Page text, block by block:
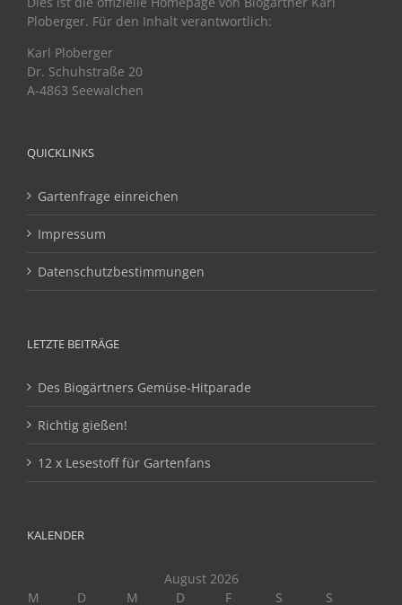
Ploberger. Für den Inhalt verantwortlich:
Karl Ploberger
Dr. Schuhstraße 20
A-4863 Seewalchen
QUICKLINKS
Gartenfrage einreichen
Impressum
Datenschutzbestimmungen
LETZTE BEITRÄGE
Des Biogärtners Gemüse-Hitparade
Richtig gießen!
12 x Lesestoff für Gartenfans
KALENDER
August 2026
M
D M D F S S